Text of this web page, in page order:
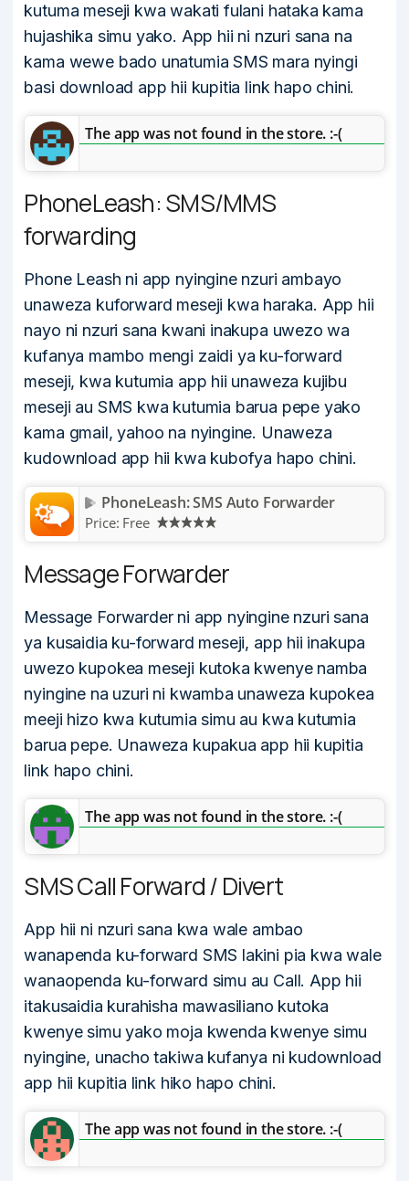
kutuma meseji kwa wakati fulani hataka kama
hujashika simu yako. App hii ni nzuri sana na
kama wewe bado unatumia SMS mara nyingi
basi download app hii kupitia link hapo chini.
The app was not found in the store. :-(
PhoneLeash: SMS/MMS
forwarding
Phone Leash ni app nyingine nzuri ambayo
unaweza kuforward meseji kwa haraka. App hii
nayo ni nzuri sana kwani inakupa uwezo wa
kufanya mambo mengi zaidi ya ku-forward
meseji, kwa kutumia app hii unaweza kujibu
meseji au SMS kwa kutumia barua pepe yako
kama gmail, yahoo na nyingine. Unaweza
kudownload app hii kwa kubofya hapo chini.
PhoneLeash: SMS Auto Forwarder
Price: Free
Message Forwarder
Message Forwarder ni app nyingine nzuri sana
ya kusaidia ku-forward meseji, app hii inakupa
uwezo kupokea meseji kutoka kwenye namba
nyingine na uzuri ni kwamba unaweza kupokea
meeji hizo kwa kutumia simu au kwa kutumia
barua pepe. Unaweza kupakua app hii kupitia
link hapo chini.
The app was not found in the store. :-(
SMS Call Forward / Divert
App hii ni nzuri sana kwa wale ambao
wanapenda ku-forward SMS lakini pia kwa wale
wanaopenda ku-forward simu au Call. App hii
itakusaidia kurahisha mawasiliano kutoka
kwenye simu yako moja kwenda kwenye simu
nyingine, unacho takiwa kufanya ni kudownload
app hii kupitia link hiko hapo chini.
The app was not found in the store. :-(